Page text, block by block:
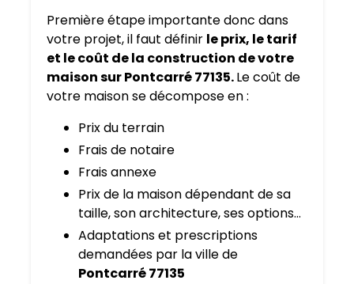
Première étape importante donc dans
votre projet, il faut définir le prix, le tarif
et le coût de la construction de votre
maison sur Pontcarré 77135.Le coût de
votre maison se décompose en :
Prix du terrain
Frais de notaire
Frais annexe
Prix de la maison dépendant de sa
taille, son architecture, ses options…
Adaptations et prescriptions
demandées par la ville de
Pontcarré 77135